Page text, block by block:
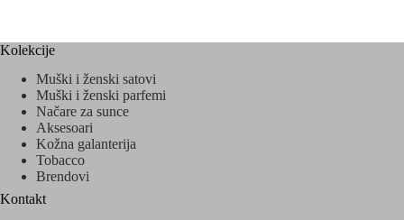
Kolekcije
Muški i ženski satovi
Muški i ženski parfemi
Načare za sunce
Aksesoari
Kožna galanterija
Tobacco
Brendovi
Kontakt